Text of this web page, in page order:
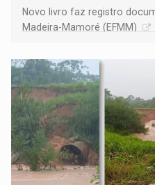
Novo livro faz registro
Madeira-Mamoré (EFMM)